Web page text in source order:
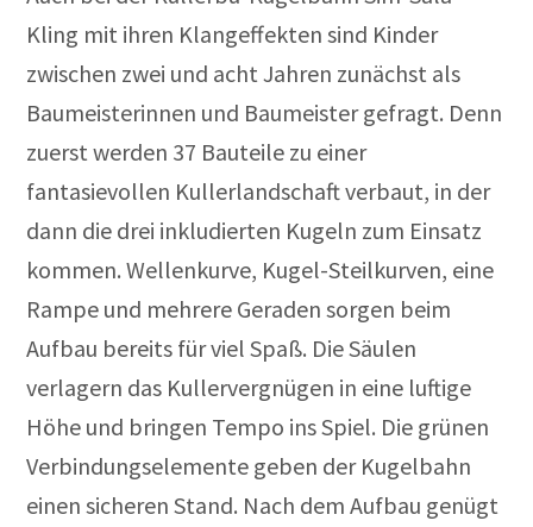
Kling mit ihren Klangeffekten sind Kinder
zwischen zwei und acht Jahren zunächst als
Baumeisterinnen und Baumeister gefragt. Denn
zuerst werden 37 Bauteile zu einer
fantasievollen Kullerlandschaft verbaut, in der
dann die drei inkludierten Kugeln zum Einsatz
kommen. Wellenkurve, Kugel-Steilkurven, eine
Rampe und mehrere Geraden sorgen beim
Aufbau bereits für viel Spaß. Die Säulen
verlagern das Kullervergnügen in eine luftige
Höhe und bringen Tempo ins Spiel. Die grünen
Verbindungselemente geben der Kugelbahn
einen sicheren Stand. Nach dem Aufbau genügt